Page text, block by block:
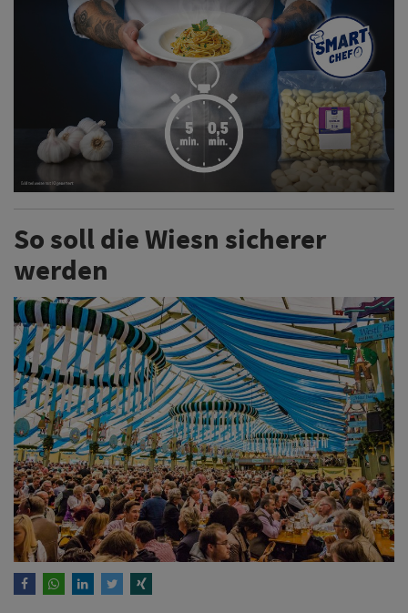
So soll die Wiesn sicherer
werden